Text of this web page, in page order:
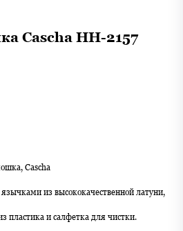
Cascha HH-2157
Cascha
из высококачественной латуни,
пластика и салфетка для чистки.